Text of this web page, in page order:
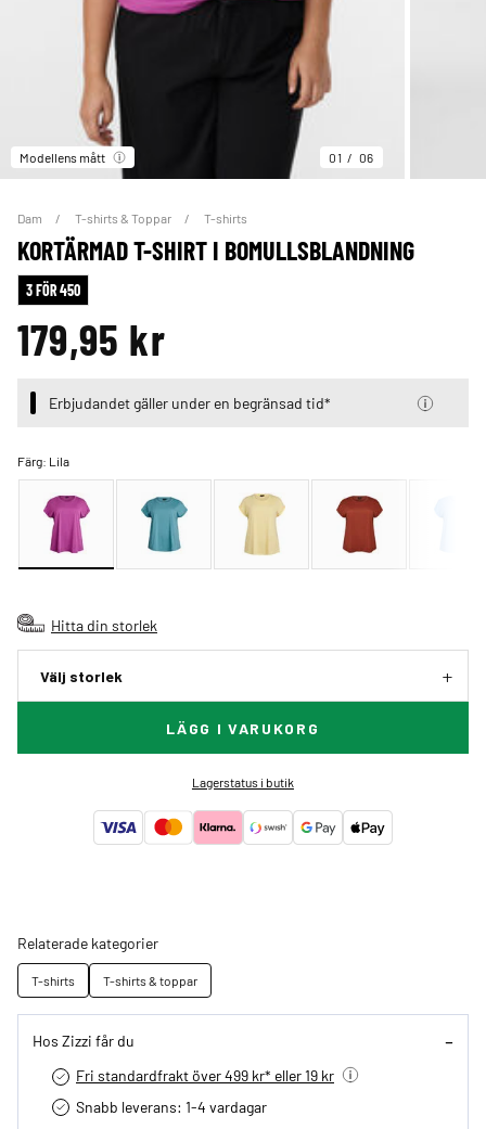
Modellens mått 01 06
Dam T-shirts & Toppar T-shirts
KORTÄRMAD T-SHIRT I BOMULLSBLANDNING
3 FÖR 450
179,95 kr
Erbjudandet gäller under en begränsad tid*
Färg: Lila
Hitta din storlek
Välj storlek
LÄGG I VARUKORG
Lagerstatus i butik
Relaterade kategorier
T-shirts T-shirts & toppar
Hos Zizzi får du
Fri standardfrakt över 499 kr* eller 19 kr
Snabb leverans: 1-4 vardagar